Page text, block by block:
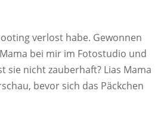
verlost habe. Gewonnen
bei mir im Fotostudio und
sie nicht zauberhaft? Lias Mama
bevor sich das Päckchen